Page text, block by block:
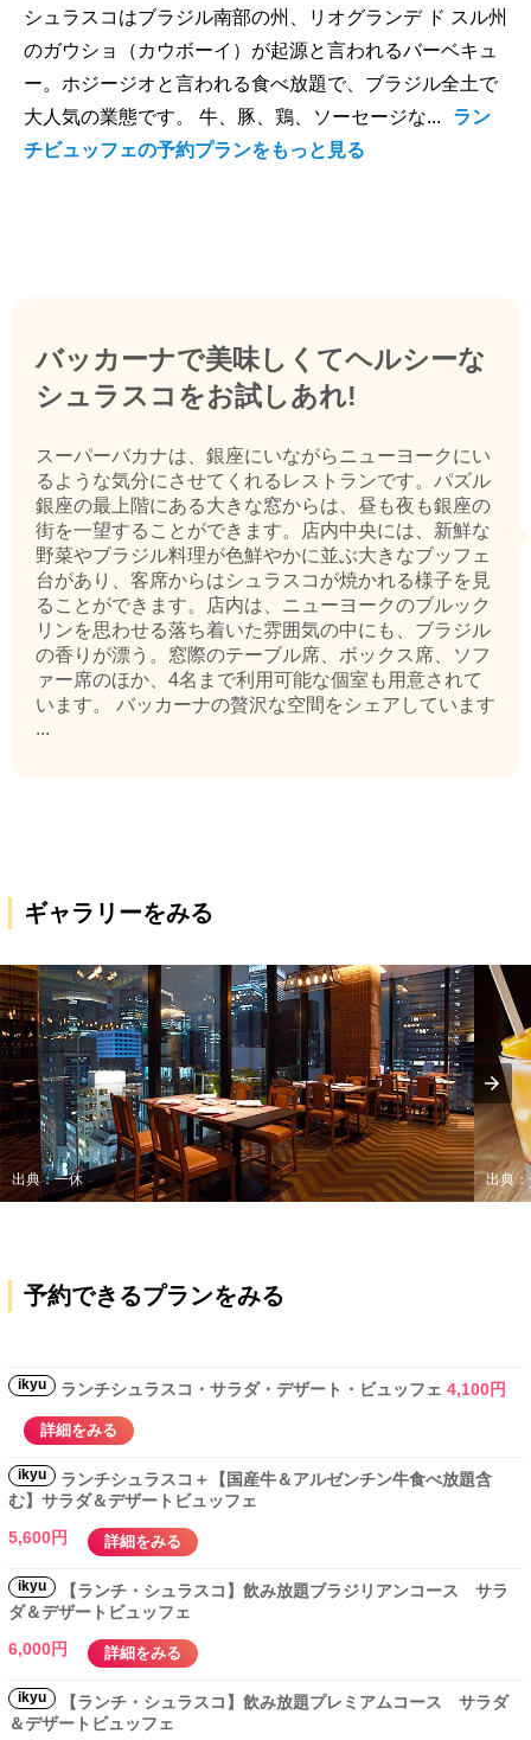
シュラスコはブラジル南部の州、リオグランデ ド スル州
のガウショ（カウボーイ）が起源と言われるバーベキュ
ー。ホジージオと言われる食べ放題で、ブラジル全土で
大人気の業態です。 牛、豚、鶏、ソーセージな...
ラン
チビュッフェの予約プランをもっと見る
バッカーナで美味しくてヘルシーな
シュラスコをお試しあれ!
スーパーバカナは、銀座にいながらニューヨークにい
るような気分にさせてくれるレストランです。パズル
銀座の最上階にある大きな窓からは、昼も夜も銀座の
街を一望することができます。店内中央には、新鮮な
野菜やブラジル料理が色鮮やかに並ぶ大きなブッフェ
台があり、客席からはシュラスコが焼かれる様子を見
ることができます。店内は、ニューヨークのブルック
リンを思わせる落ち着いた雰囲気の中にも、ブラジル
の香りが漂う。窓際のテーブル席、ボックス席、ソフ
ァー席のほか、4名まで利用可能な個室も用意されて
います。 バッカーナの贅沢な空間をシェアしています
...
ギャラリーをみる
出典：一休 出典
予約できるプランをみる
ikyu ランチシュラスコ・サラダ・デザート・ビュッフェ 4,100円
詳細をみる
ikyu
ランチシュラスコ＋【国産牛＆アルゼンチン牛食べ放題含
む】サラダ＆デザートビュッフェ
5,600円
詳細をみる
ikyu
【ランチ・シュラスコ】飲み放題ブラジリアンコース サラ
ダ＆デザートビュッフェ
6,000円
詳細をみる
ikyu
【ランチ・シュラスコ】飲み放題プレミアムコース サラダ
＆デザートビュッフェ